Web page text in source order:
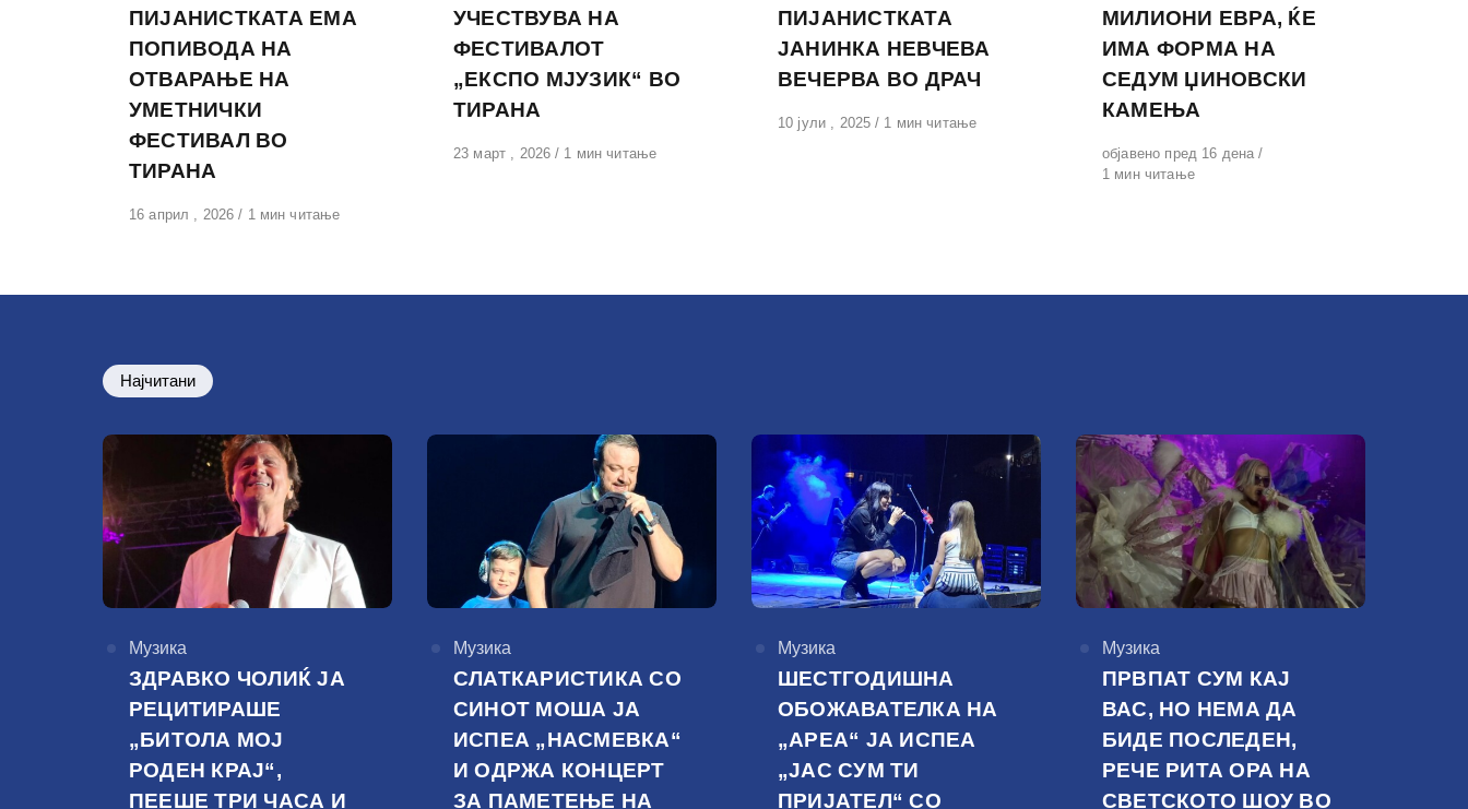
ПИЈАНИСТКАТА ЕМА
ПОПИВОДА НА
ОТВАРАЊЕ НА
УМЕТНИЧКИ
ФЕСТИВАЛ ВО
ТИРАНА
Објавено
16 април , 2026 1 мин читање
УЧЕСТВУВА НА
ФЕСТИВАЛОТ
„ЕКСПО МЈУЗИК“ ВО
ТИРАНА
Објавено
23 март , 2026 1 мин читање
ПИЈАНИСТКАТА
ЈАНИНКА НЕВЧЕВА
ВЕЧЕРВА ВО ДРАЧ
Објавено
10 јули , 2025 1 мин читање
МИЛИОНИ ЕВРА, ЌЕ
ИМА ФОРМА НА
СЕДУМ ЏИНОВСКИ
КАМЕЊА
Објавено
на
објавено пред 16 дена
1 мин читање
Најчитани
КАтегорија
Музика
ЗДРАВКО ЧОЛИЌ ЈА
РЕЦИТИРАШЕ
„БИТОЛА МОЈ
РОДЕН КРАЈ“,
ПЕЕШЕ ТРИ ЧАСА И
КАтегорија
Музика
СЛАТКАРИСТИКА СО
СИНОТ МОША ЈА
ИСПЕА „НАСМЕВКА“
И ОДРЖА КОНЦЕРТ
ЗА ПАМЕТЕЊЕ НА
КАтегорија
Музика
ШЕСТГОДИШНА
ОБОЖАВАТЕЛКА НА
„АРЕА“ ЈА ИСПЕА
„ЈАС СУМ ТИ
ПРИЈАТЕЛ“ СО
КАтегорија
Музика
ПРВПАТ СУМ КАЈ
ВАС, НО НЕМА ДА
БИДЕ ПОСЛЕДЕН,
РЕЧЕ РИТА ОРА НА
СВЕТСКОТО ШОУ ВО